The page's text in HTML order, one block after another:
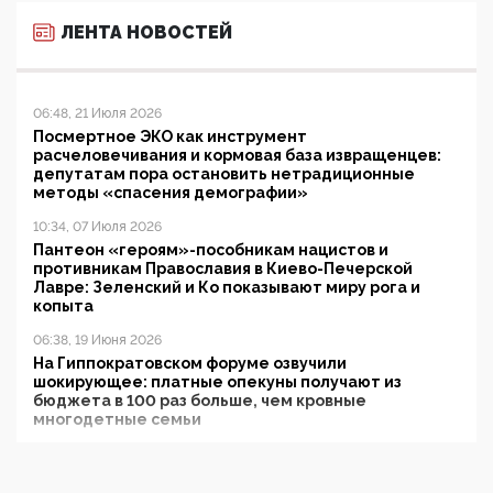
ЛЕНТА НОВОСТЕЙ
06:48, 21 Июля 2026
Посмертное ЭКО как инструмент
расчеловечивания и кормовая база извращенцев:
депутатам пора остановить нетрадиционные
методы «спасения демографии»
10:34, 07 Июля 2026
Пантеон «героям»-пособникам нацистов и
противникам Православия в Киево-Печерской
Лавре: Зеленский и Ко показывают миру рога и
копыта
06:38, 19 Июня 2026
На Гиппократовском форуме озвучили
шокирующее: платные опекуны получают из
бюджета в 100 раз больше, чем кровные
многодетные семьи